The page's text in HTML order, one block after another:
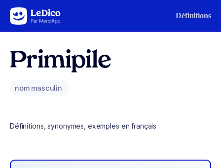
Aller au contenu Définitions
Primipile
nom masculin
Définitions, synonymes, exemples en français